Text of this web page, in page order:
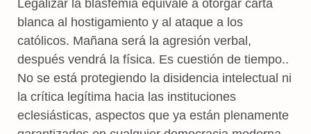
Legalizar la blasfemia equivale a otorgar carta
blanca al hostigamiento y al ataque a los
católicos. Mañana será la agresión verbal,
después vendrá la física. Es cuestión de tiempo..
No se está protegiendo la disidencia intelectual ni
la crítica legítima hacia las instituciones
eclesiásticas, aspectos que ya están plenamente